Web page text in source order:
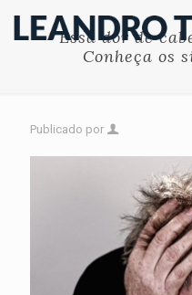
Essa dor de
Conheça os
Publicado por